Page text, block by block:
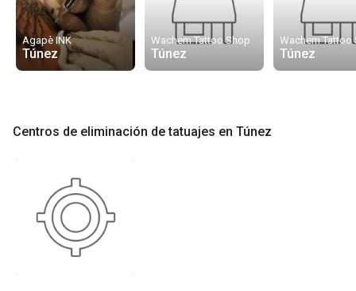
Agapè INK
Túnez
Wachem Tattoo Shop
Túnez Túnez
Centros de eliminación de tatuajes en Túnez